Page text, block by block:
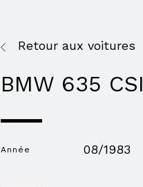
Retour aux voitures
BMW 635 CSI
Année 08/1983